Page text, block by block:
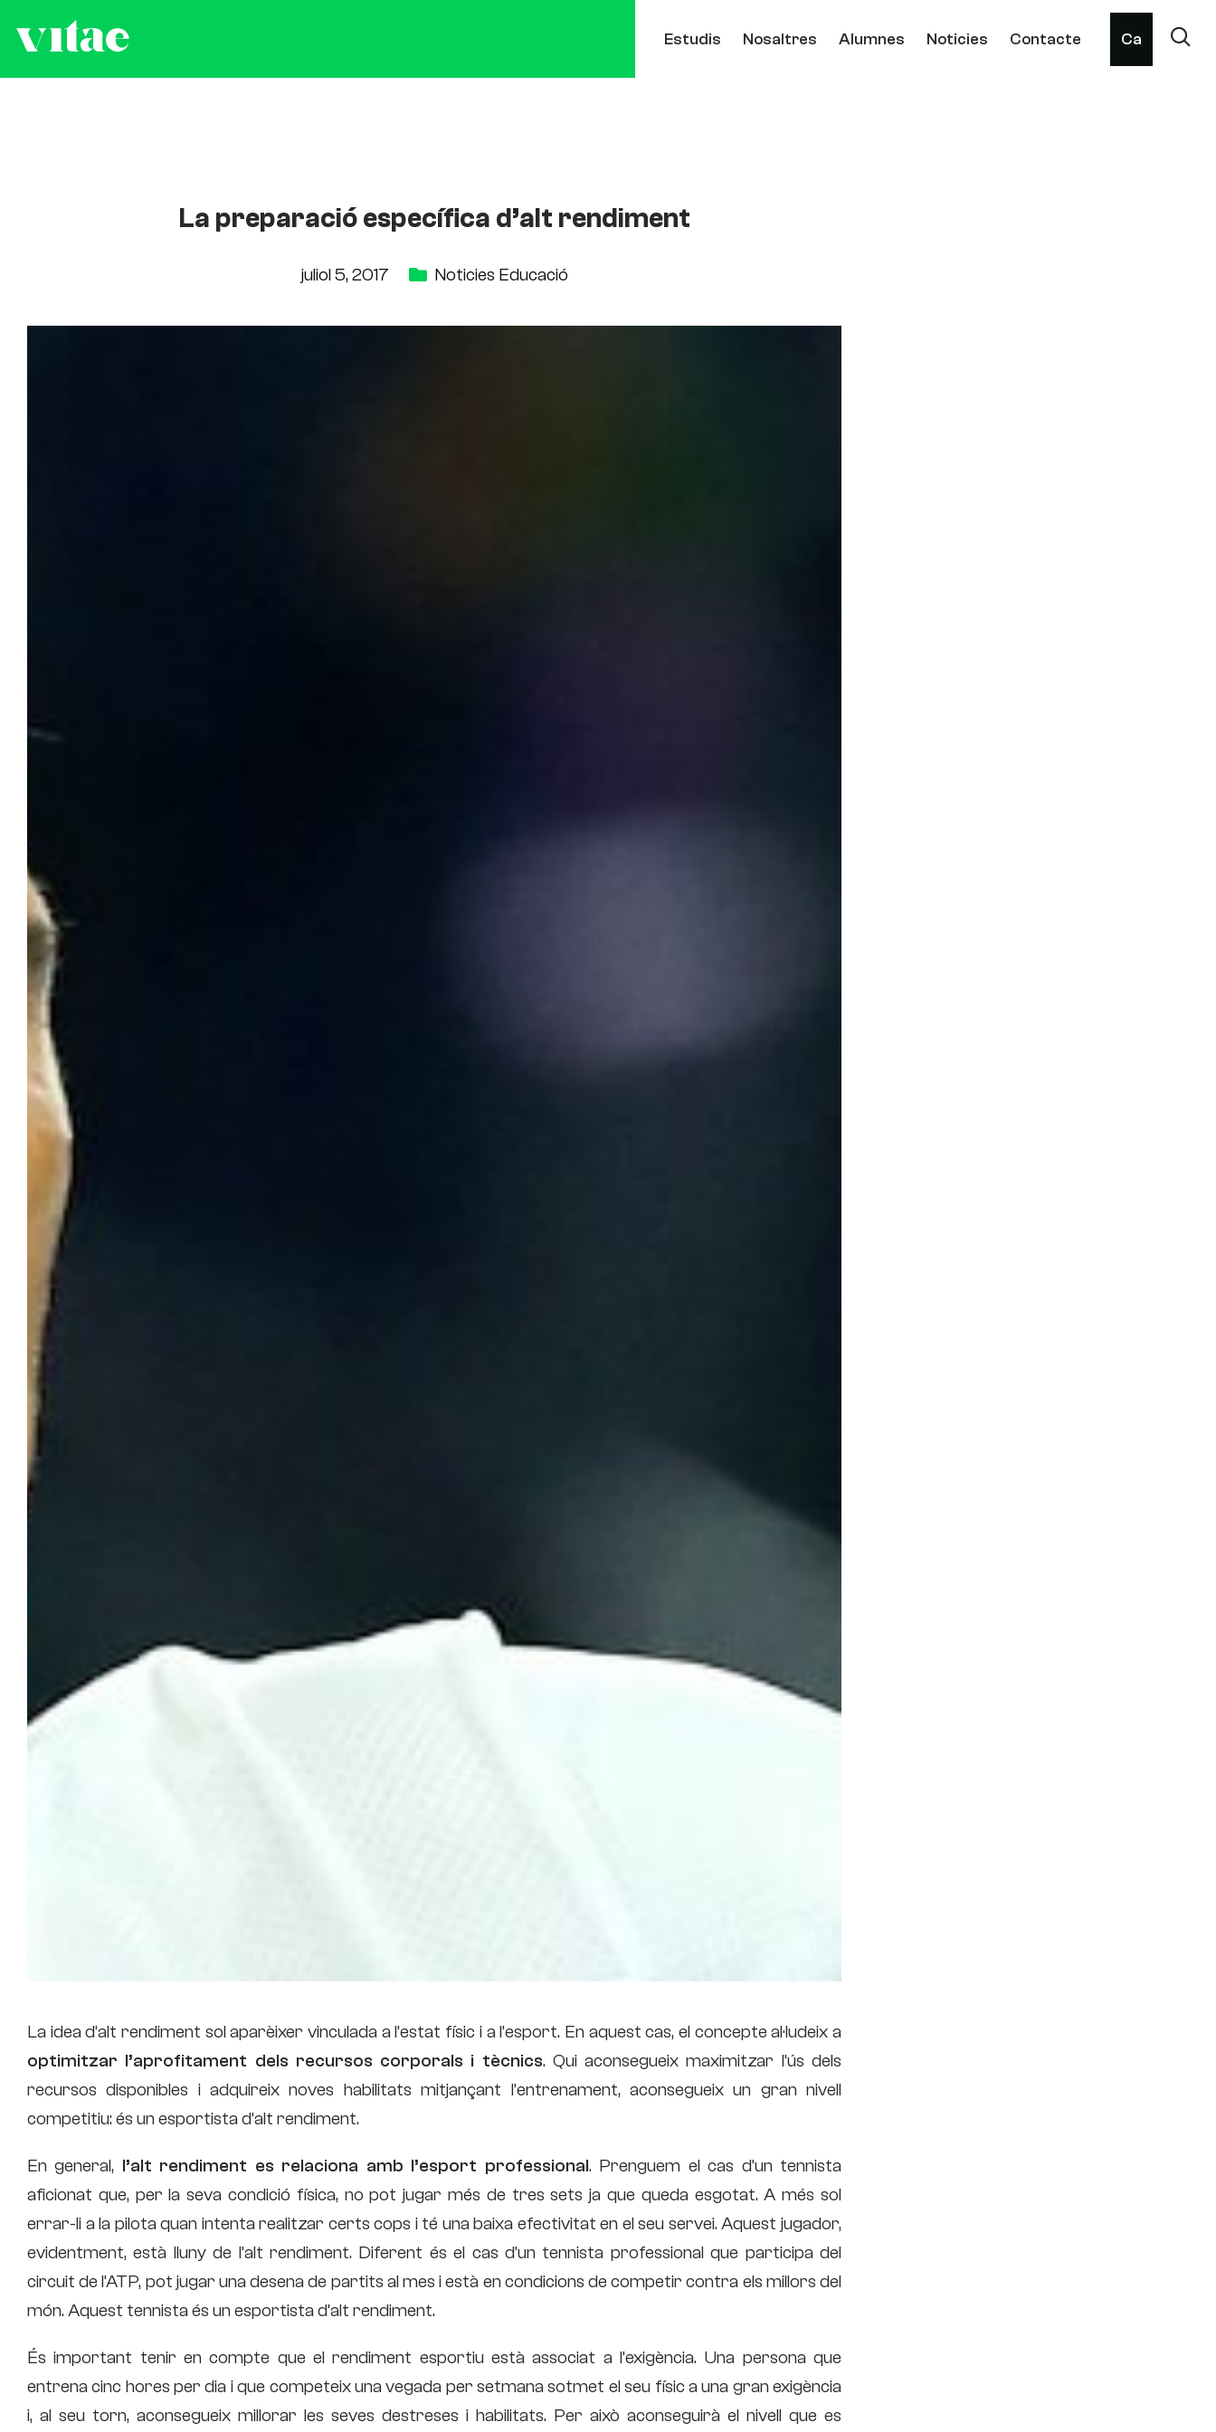
Estudis Nosaltres Alumnes Noticies Contacte Ca
La preparació específica d’alt rendiment
juliol 5, 2017 Noticies Educació
La idea d’alt rendiment sol aparèixer vinculada a l’estat físic i a l’esport. En aquest cas, el concepte al·ludeix a
optimitzar l’aprofitament dels recursos corporals i tècnics. Qui aconsegueix maximitzar l’ús dels
recursos disponibles i adquireix noves habilitats mitjançant l’entrenament, aconsegueix un gran nivell
competitiu: és un esportista d’alt rendiment.
En general, l’alt rendiment es relaciona amb l’esport professional. Prenguem el cas d’un tennista
aficionat que, per la seva condició física, no pot jugar més de tres sets ja que queda esgotat. A més sol
errar-li a la pilota quan intenta realitzar certs cops i té una baixa efectivitat en el seu servei. Aquest jugador,
evidentment, està lluny de l’alt rendiment. Diferent és el cas d’un tennista professional que participa del
circuit de l’ATP, pot jugar una desena de partits al mes i està en condicions de competir contra els millors del
món. Aquest tennista és un esportista d’alt rendiment.
És important tenir en compte que el rendiment esportiu està associat a l’exigència. Una persona que
entrena cinc hores per dia i que competeix una vegada per setmana sotmet el seu físic a una gran exigència
i, al seu torn, aconsegueix millorar les seves destreses i habilitats. Per això aconseguirà el nivell que es